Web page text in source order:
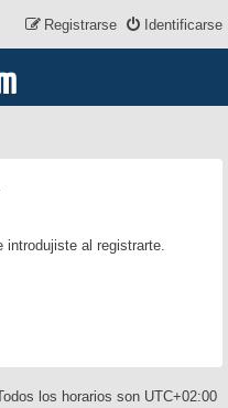
Identificarse
Registrarse
al registrarte.
los horarios son UTC+02:00